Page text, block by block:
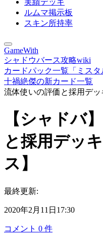
実績デッキ
ルムマ掲示板
スキン所持率
GameWith
シャドウバース攻略wiki
カードパック一覧「ミスタ
十禍絶傑の新カード一覧
流体使いの評価と採用デッ
【シャドバ
と採用デッ
ス】
最終更新:
2020年2月11日17:30
コメント 0 件